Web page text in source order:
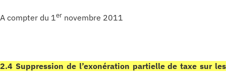
A compter du 1ernovembre 2011
2.4 Suppression de l’exonération partielle de taxe sur les